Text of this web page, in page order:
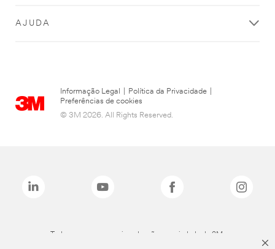
AJUDA
Informação Legal Política da Privacidade
Preferências de cookies
© 3M 2026. All Rights Reserved.
Todas as marcas mencionadas são propriedade da 3M.